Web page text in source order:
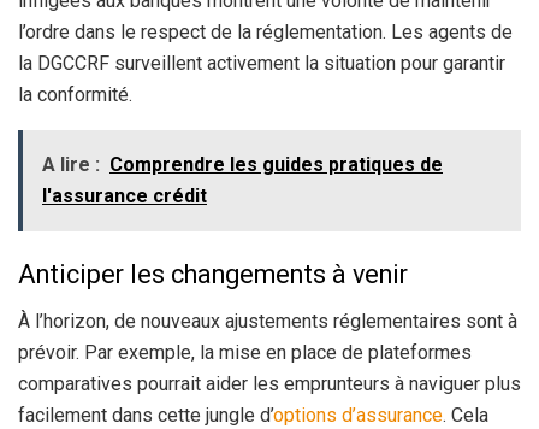
l’ordre dans le respect de la réglementation. Les agents de
la DGCCRF surveillent activement la situation pour garantir
la conformité.
A lire : Comprendre les guides pratiques de
l'assurance crédit
Anticiper les changements à venir
À l’horizon, de nouveaux ajustements réglementaires sont à
prévoir. Par exemple, la mise en place de plateformes
comparatives pourrait aider les emprunteurs à naviguer plus
facilement dans cette jungle d’options d’assurance. Cela